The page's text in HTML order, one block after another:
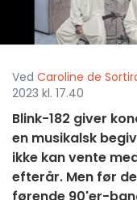
Ved Caroline de
2023 kl. 17.40
Blink-182 giver
en musikalsk
ikke kan vente
efterår. Men før